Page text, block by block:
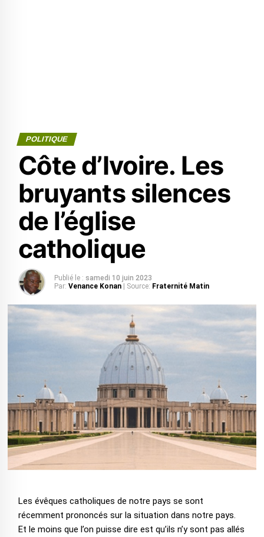
POLITIQUE
Côte d’Ivoire. Les
bruyants silences
de l’église
catholique
Publié le : samedi 10 juin 2023
Par: Venance Konan | Source: Fraternité Matin
Les évêques catholiques de notre pays se sont
récemment prononcés sur la situation dans notre pays.
Et le moins que l’on puisse dire est qu’ils n’y sont pas allés